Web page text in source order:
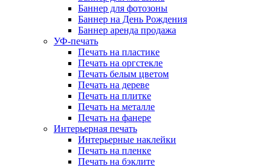
Баннер для фотозоны
Баннер на День Рождения
Баннер аренда продажа
УФ-печать
Печать на пластике
Печать на оргстекле
Печать белым цветом
Печать на дереве
Печать на плитке
Печать на металле
Печать на фанере
Интерьерная печать
Интерьерные наклейки
Печать на пленке
Печать на бэклите